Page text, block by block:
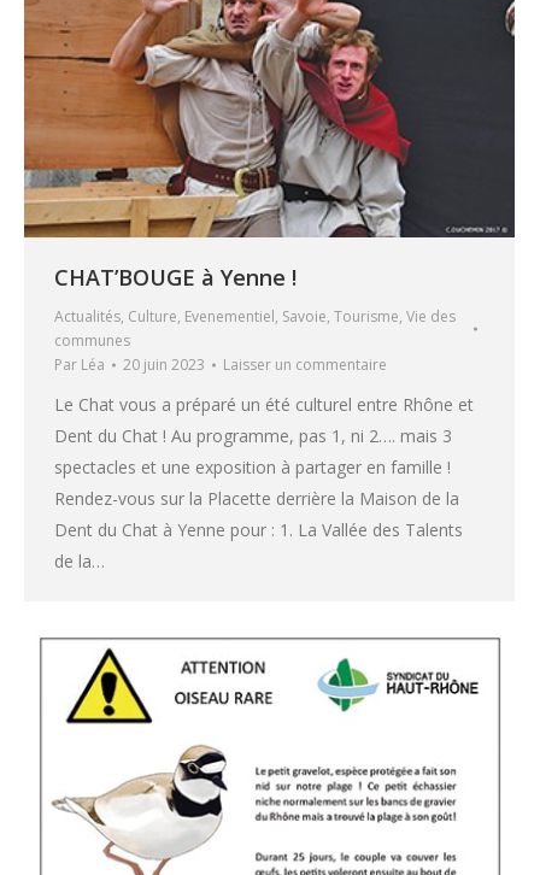
CHAT’BOUGE à Yenne !
Actualités, Culture, Evenementiel, Savoie, Tourisme, Vie des
communes
Par Léa 20 juin 2023 Laisser un commentaire
Le Chat vous a préparé un été culturel entre Rhône et
Dent du Chat ! Au programme, pas 1, ni 2…. mais 3
spectacles et une exposition à partager en famille !
Rendez-vous sur la Placette derrière la Maison de la
Dent du Chat à Yenne pour : 1. La Vallée des Talents
de la…